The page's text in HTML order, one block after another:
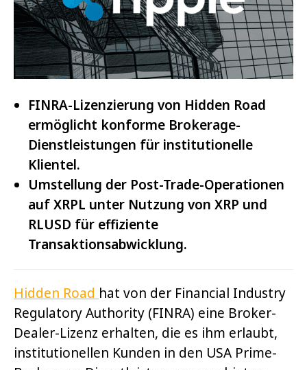
FINRA-Lizenzierung von Hidden Road
ermöglicht konforme Brokerage-
Dienstleistungen für institutionelle
Klientel.
Umstellung der Post-Trade-Operationen
auf XRPL unter Nutzung von XRP und
RLUSD für effiziente
Transaktionsabwicklung.
Hidden Road hat von der Financial Industry
Regulatory Authority (FINRA) eine Broker-
Dealer-Lizenz erhalten, die es ihm erlaubt,
institutionellen Kunden in den USA Prime-